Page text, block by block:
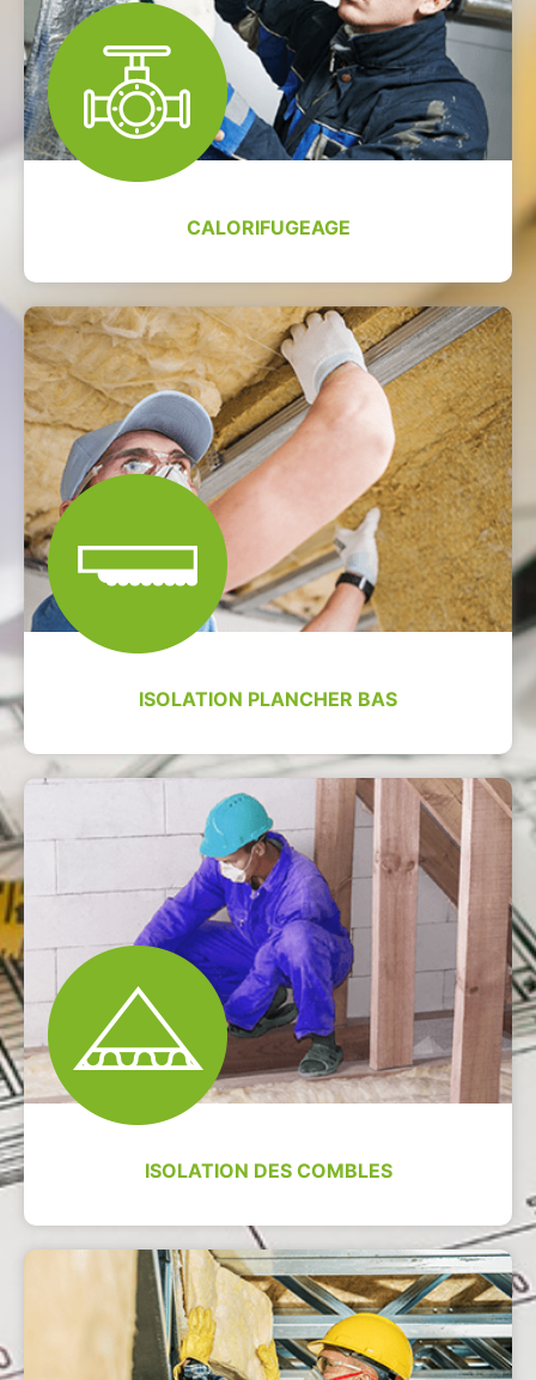
CALORIFUGEAGE
ISOLATION PLANCHER BAS
ISOLATION DES COMBLES